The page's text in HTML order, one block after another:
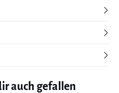
auch gefallen